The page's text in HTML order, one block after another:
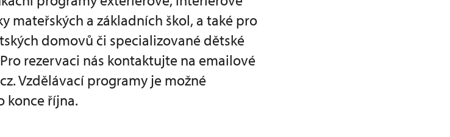
mateřských a základních škol, a také pro
domovů či specializované dětské
rezervaci nás kontaktujte na emailové
Vzdělávací programy je možné
konce října.